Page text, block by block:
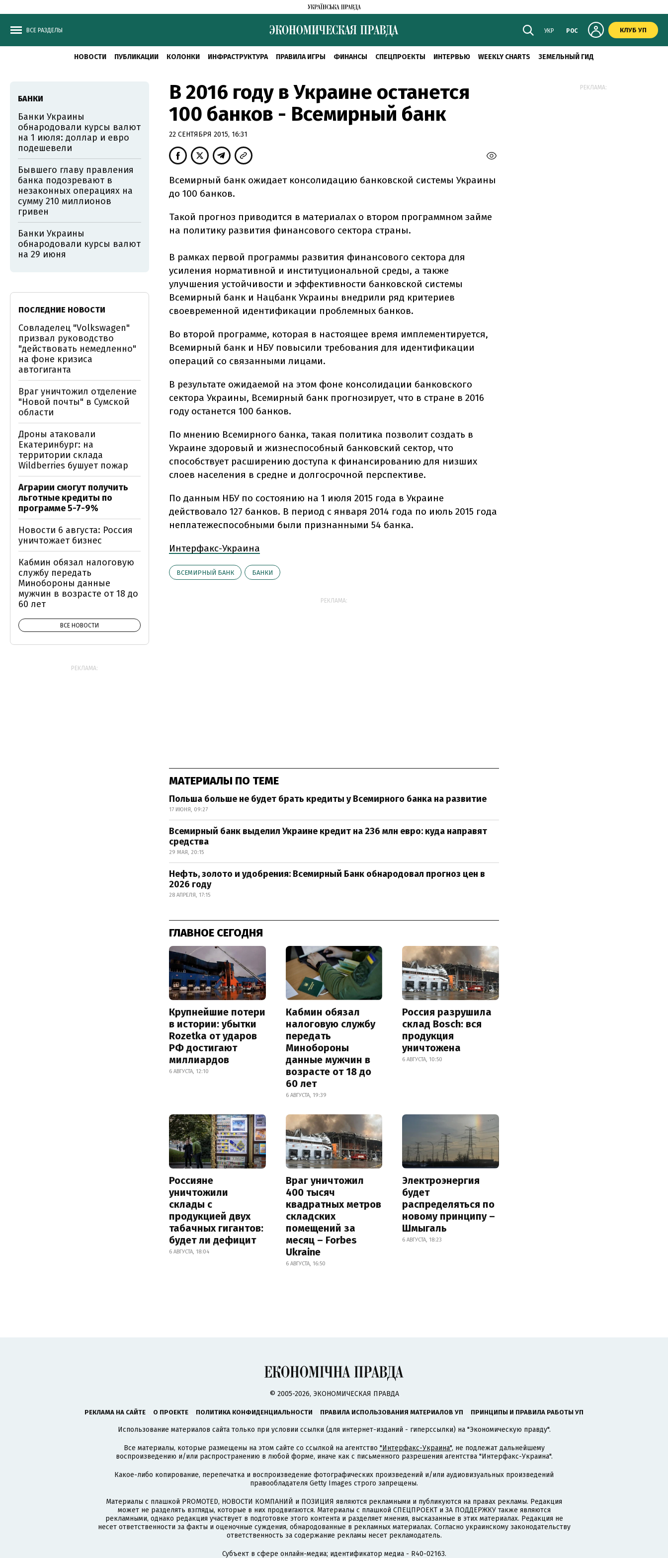
ВСЕ РАЗДЕЛЫ УКР РОС КЛУБ УП
НОВОСТИ ПУБЛИКАЦИИ КОЛОНКИ ИНФРАСТРУКТУРА ПРАВИЛА ИГРЫ ФИНАНСЫ СПЕЦПРОЕКТЫ ИНТЕРВЬЮ WEEKLY CHARTS ЗЕМЕЛЬНЫЙ ГИД
В 2016 году в Украине останется
100 банков - Всемирный банк
22 СЕНТЯБРЯ 2015, 16:31
Всемирный банк ожидает консолидацию банковской системы Украины
до 100 банков.
Такой прогноз приводится в материалах о втором программном займе
на политику развития финансового сектора страны.
В рамках первой программы развития финансового сектора для
усиления нормативной и институциональной среды, а также
улучшения устойчивости и эффективности банковской системы
Всемирный банк и Нацбанк Украины внедрили ряд критериев
своевременной идентификации проблемных банков.
Во второй программе, которая в настоящее время имплементируется,
Всемирный банк и НБУ повысили требования для идентификации
операций со связанными лицами.
В результате ожидаемой на этом фоне консолидации банковского
сектора Украины, Всемирный банк прогнозирует, что в стране в 2016
году останется 100 банков.
По мнению Всемирного банка, такая политика позволит создать в
Украине здоровый и жизнеспособный банковский сектор, что
способствует расширению доступа к финансированию для низших
слоев населения в средне и долгосрочной перспективе.
По данным НБУ по состоянию на 1 июля 2015 года в Украине
действовало 127 банков. В период с января 2014 года по июль 2015 года
неплатежеспособными были признанными 54 банка.
Интерфакс-Украина
ВСЕМИРНЫЙ БАНК БАНКИ
РЕКЛАМА:
МАТЕРИАЛЫ ПО ТЕМЕ
Польша больше не будет брать кредиты у Всемирного банка на развитие
17 ИЮНЯ, 09:27
Всемирный банк выделил Украине кредит на 236 млн евро: куда направят
средства
29 МАЯ, 20:15
Нефть, золото и удобрения: Всемирный Банк обнародовал прогноз цен в
2026 году
28 АПРЕЛЯ, 17:15
ГЛАВНОЕ СЕГОДНЯ
Крупнейшие потери
в истории: убытки
Rozetka от ударов
РФ достигают
миллиардов
6 АВГУСТА, 12:10
Кабмин обязал
налоговую службу
передать
Минобороны
данные мужчин в
возрасте от 18 до
60 лет
6 АВГУСТА, 19:39
Россия разрушила
склад Bosch: вся
продукция
уничтожена
6 АВГУСТА, 10:50
Россияне
уничтожили
склады с
продукцией двух
табачных гигантов:
будет ли дефицит
6 АВГУСТА, 18:04
Враг уничтожил
400 тысяч
квадратных метров
складских
помещений за
месяц – Forbes
Ukraine
6 АВГУСТА, 16:50
Электроэнергия
будет
распределяться по
новому принципу –
Шмыгаль
6 АВГУСТА, 18:23
БАНКИ
Банки Украины
обнародовали курсы валют
на 1 июля: доллар и евро
подешевели
Бывшего главу правления
банка подозревают в
незаконных операциях на
сумму 210 миллионов
гривен
Банки Украины
обнародовали курсы валют
на 29 июня
ПОСЛЕДНИЕ НОВОСТИ
Совладелец "Volkswagen"
призвал руководство
"действовать немедленно"
на фоне кризиса
автогиганта
Враг уничтожил отделение
"Новой почты" в Сумской
области
Дроны атаковали
Екатеринбург: на
территории склада
Wildberries бушует пожар
Аграрии смогут получить
льготные кредиты по
программе 5-7-9%
Новости 6 августа: Россия
уничтожает бизнес
Кабмин обязал налоговую
службу передать
Минобороны данные
мужчин в возрасте от 18 до
60 лет
ВСЕ НОВОСТИ
РЕКЛАМА:
РЕКЛАМА:
© 2005-2026, ЭКОНОМИЧЕСКАЯ ПРАВДА
РЕКЛАМА НА САЙТЕ О ПРОЕКТЕ ПОЛИТИКА КОНФИДЕНЦИАЛЬНОСТИ ПРАВИЛА ИСПОЛЬЗОВАНИЯ МАТЕРИАЛОВ УП ПРИНЦИПЫ И ПРАВИЛА РАБОТЫ УП
Использование материалов сайта только при условии ссылки (для интернет-изданий - гиперссылки) на "Экономическую правду".
Все материалы, которые размещены на этом сайте со ссылкой на агентство "Интерфакс-Украина", не подлежат дальнейшему
воспроизведению и/или распространению в любой форме, иначе как с письменного разрешения агентства "Интерфакс-Украина".
Какое-либо копирование, перепечатка и воспроизведение фотографических произведений и/или аудиовизуальных произведений
правообладателя Getty Images строго запрещены.
Материалы с плашкой PROMOTED, НОВОСТИ КОМПАНИЙ и ПОЗИЦИЯ являются рекламными и публикуются на правах рекламы. Редакция
может не разделять взгляды, которые в них продвигаются. Материалы с плашкой СПЕЦПРОЕКТ и ЗА ПОДДЕРЖКУ также являются
рекламными, однако редакция участвует в подготовке этого контента и разделяет мнения, высказанные в этих материалах. Редакция не
несет ответственности за факты и оценочные суждения, обнародованные в рекламных материалах. Согласно украинскому законодательству
ответственность за содержание рекламы несет рекламодатель.
Субъект в сфере онлайн-медиа; идентификатор медиа - R40-02163.